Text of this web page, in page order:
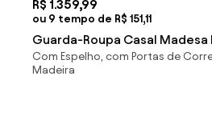
R$ 1.359,99
ou 9 tempo de R$ 151,11
Guarda-Roupa Casal Madesa
Portas de Correr com Espelho
Cor:Preto
Com Espelho, com Portas de
Madeira